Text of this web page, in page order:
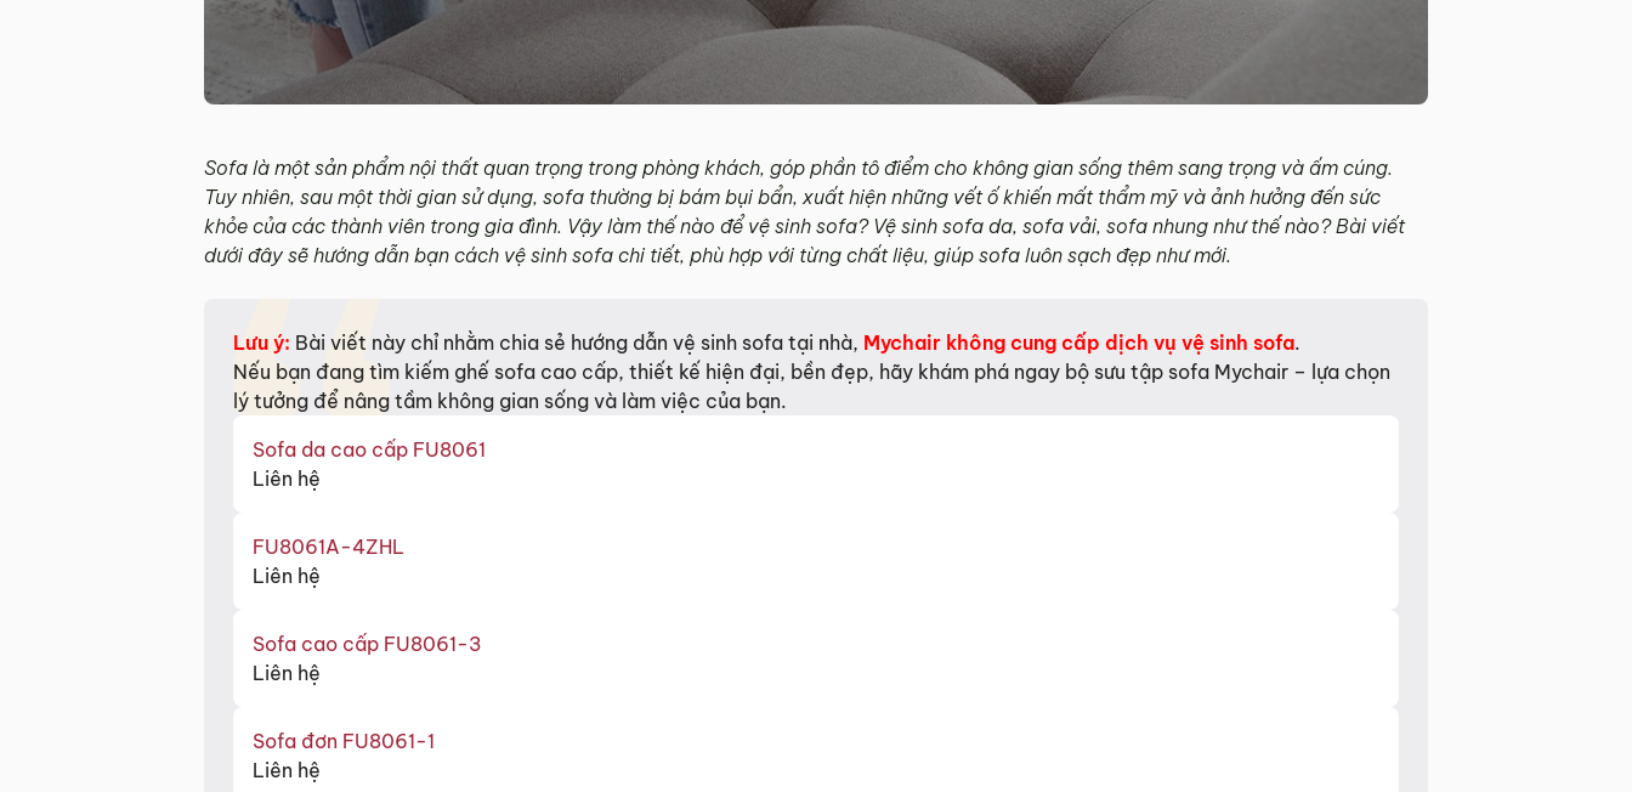
Sofa là một sản phẩm nội thất quan trọng trong phòng khách, góp phần tô điểm cho không gian sống thêm sang trọng và ấm cúng.
Tuy nhiên, sau một thời gian sử dụng, sofa thường bị bám bụi bẩn, xuất hiện những vết ố khiến mất thẩm mỹ và ảnh hưởng đến sức
khỏe của các thành viên trong gia đình. Vậy làm thế nào để vệ sinh sofa? Vệ sinh sofa da, sofa vải, sofa nhung như thế nào? Bài viết
dưới đây sẽ hướng dẫn bạn cách vệ sinh sofa chi tiết, phù hợp với từng chất liệu, giúp sofa luôn sạch đẹp như mới.
Lưu ý: Bài viết này chỉ nhằm chia sẻ hướng dẫn vệ sinh sofa tại nhà, Mychair không cung cấp dịch vụ vệ sinh sofa.
Nếu bạn đang tìm kiếm ghế sofa cao cấp, thiết kế hiện đại, bền đẹp, hãy khám phá ngay bộ sưu tập sofa Mychair – lựa chọn
lý tưởng để nâng tầm không gian sống và làm việc của bạn.
Sofa da cao cấp FU8061
Liên hệ
FU8061A-4ZHL
Liên hệ
Sofa cao cấp FU8061-3
Liên hệ
Sofa đơn FU8061-1
Liên hệ